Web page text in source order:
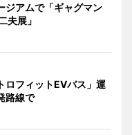
ジアムで「ギャグマン
夫展」
ロフィットEVバス」運
路線で